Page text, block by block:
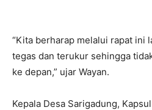
“Kita berharap melalui rapat ini
tegas dan terukur sehingga
ke depan,” ujar Wayan.
Kepala Desa Sarigadung,